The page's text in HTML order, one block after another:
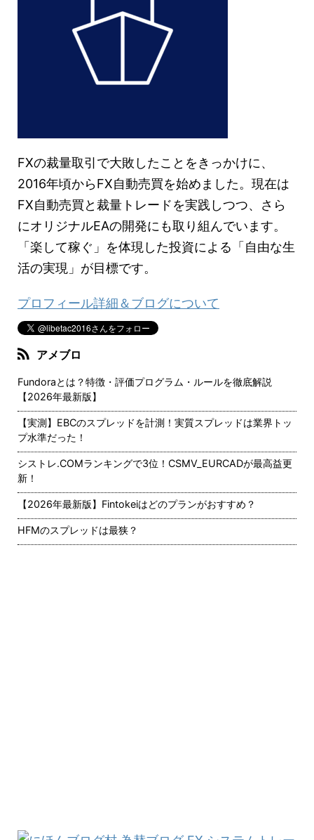
FXの裁量取引で大敗したことをきっかけに、
2016年頃からFX自動売買を始めました。現在は
FX自動売買と裁量トレードを実践しつつ、さら
にオリジナルEAの開発にも取り組んでいます。
「楽して稼ぐ」を体現した投資による「自由な生
活の実現」が目標です。
プロフィール詳細＆ブログについて
アメブロ
Fundoraとは？特徴・評価プログラム・ルールを徹底解説
【2026年最新版】
【実測】EBCのスプレッドを計測！実質スプレッドは業界トッ
プ水準だった！
シストレ.COMランキングで3位！CSMV_EURCADが最高益更
新！
【2026年最新版】Fintokeiはどのプランがおすすめ？
HFMのスプレッドは最狭？